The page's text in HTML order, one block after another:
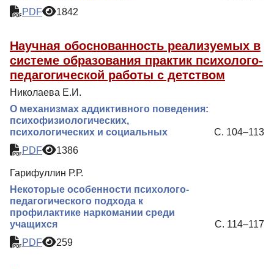
PDF
1842
Научная обоснованность реализуемых в
системе образования практик психолого-
педагогической работы с детством
Николаева Е.И.
О механизмах аддиктивного поведения:
психофизиологических,
психологических и социальных
С. 104–113
PDF
1386
Гарифуллин Р.Р.
Некоторые особенности психолого-
педагогического подхода к
профилактике наркомании среди
учащихся
С. 114–117
PDF
259